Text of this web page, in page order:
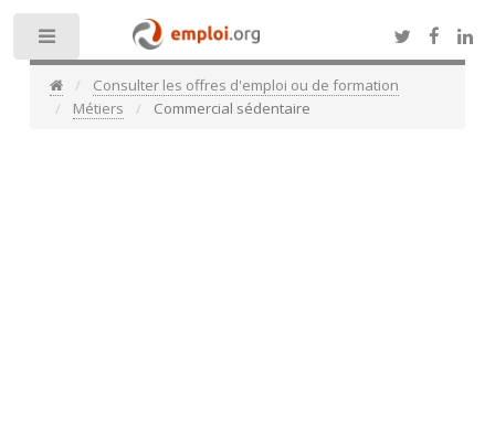
Consulter les offres d'emploi ou de formation
Métiers
Commercial sédentaire
Toggle